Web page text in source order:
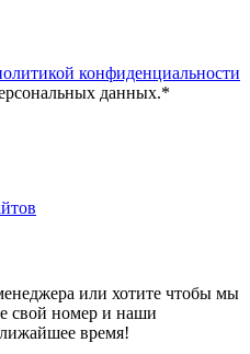
конфиденциальности
данных.*
или хотите чтобы мы
свой номер и наши
время!